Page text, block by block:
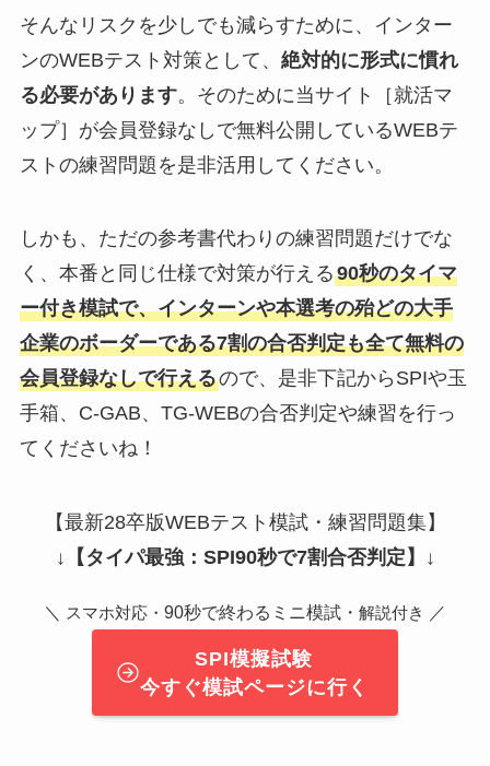
そんなリスクを少しでも減らすために、インター
ンのWEBテスト対策として、 絶対的に形式に慣れ
る必要があります。そのために当サイト［就活マ
ップ］が会員登録なしで無料公開しているWEBテ
ストの練習問題を是非活用してください。
しかも、ただの参考書代わりの練習問題だけでな
く、本番と同じ仕様で対策が行える90秒のタイマ
ー付き模試で、インターンや本選考の殆どの大手
企業のボーダーである7割の合否判定も全て無料の
会員登録なしで行えるので、是非下記からSPIや玉
手箱、C-GAB、TG-WEBの合否判定や練習を行っ
てくださいね！
【最新28卒版WEBテスト模試・練習問題集】
↓ 【タイパ最強：SPI90秒で7割合否判定】 ↓
＼ スマホ対応・ 90秒で終わるミニ模試・ 解説付き ／
SPI模擬試験
今すぐ模試ページに行く